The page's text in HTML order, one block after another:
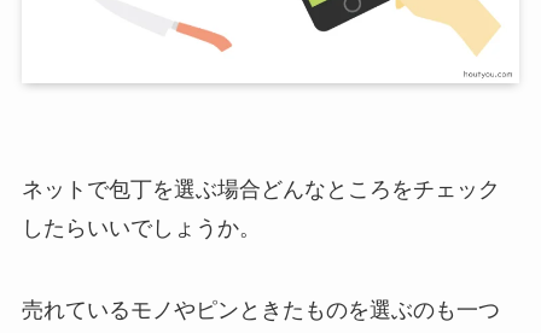
ネットで包丁を選ぶ場合どんなところをチェック
したらいいでしょうか。
売れているモノやピンときたものを選ぶのも一つ